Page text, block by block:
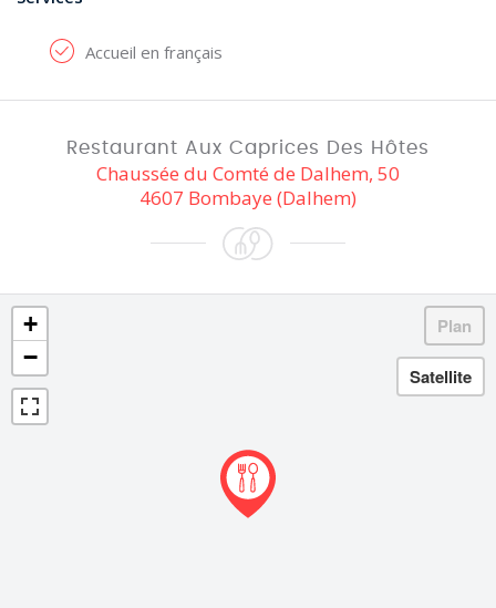
Accueil en français
Restaurant Aux Caprices Des Hôtes
Chaussée du Comté de Dalhem, 50
4607 Bombaye (Dalhem)
+
−